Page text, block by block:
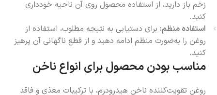
زخم باز دارید، از استفاده محصول روی آن ناحیه خودداری
کنید.
استفاده منظم: برای دستیابی به نتیجه مطلوب، استفاده از
روغن را به‌صورت منظم ادامه دهید و از قطع ناگهانی آن پرهیز
کنید.
مناسب بودن محصول برای انواع ناخن
روغن تقویت‌کننده ناخن هیدرودرم، با ترکیبات مغذی و فاقد